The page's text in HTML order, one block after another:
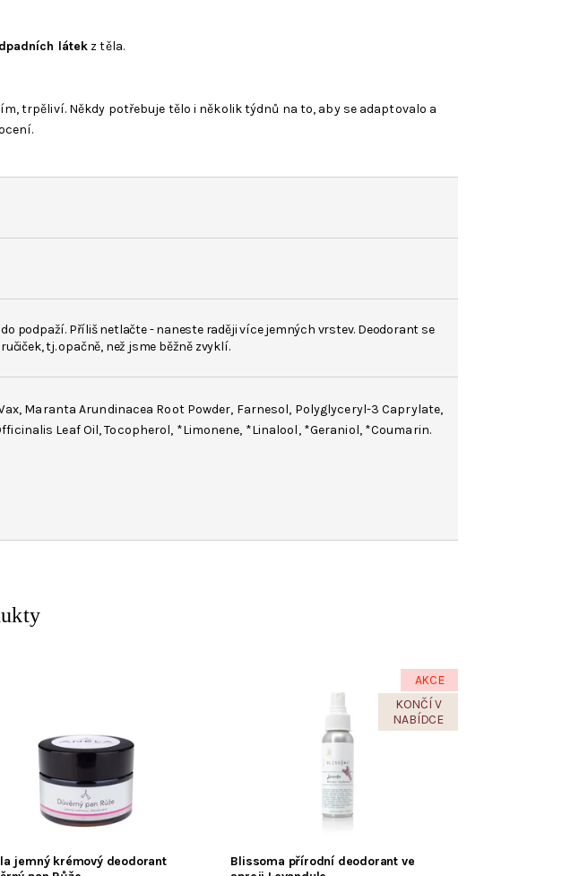
látek z těla.
trpěliví. Někdy potřebuje tělo i několik týdnů na to, aby se adaptovalo a
podpaží. Příliš netlačte - naneste raději více jemných vrstev. Deodorant se
tj. opačně, než jsme běžně zvyklí.
, Maranta Arundinacea RootPowder, Farnesol, Polyglyceryl-3 Caprylate,
LeafOil,Tocopherol, *Limonene, *Linalool, *Geraniol, *Coumarin.
jemný krémový deodorant
AKCE
KONČÍ V
NABÍDCE
Blissoma přírodní deodorant ve